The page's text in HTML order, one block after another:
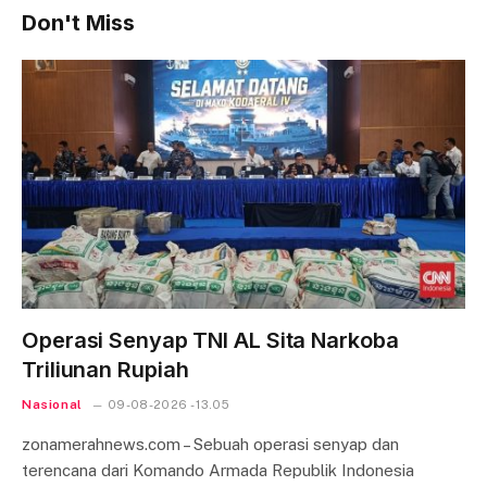
Don't Miss
Operasi Senyap TNI AL Sita Narkoba
Triliunan Rupiah
Nasional 09-08-2026 - 13.05
zonamerahnews.com – Sebuah operasi senyap dan
terencana dari Komando Armada Republik Indonesia